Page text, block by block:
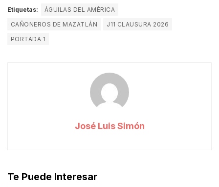
Etiquetas:
ÁGUILAS DEL AMÉRICA
CAÑONEROS DE MAZATLÁN
J11 CLAUSURA 2026
PORTADA 1
José Luis Simón
Te Puede Interesar